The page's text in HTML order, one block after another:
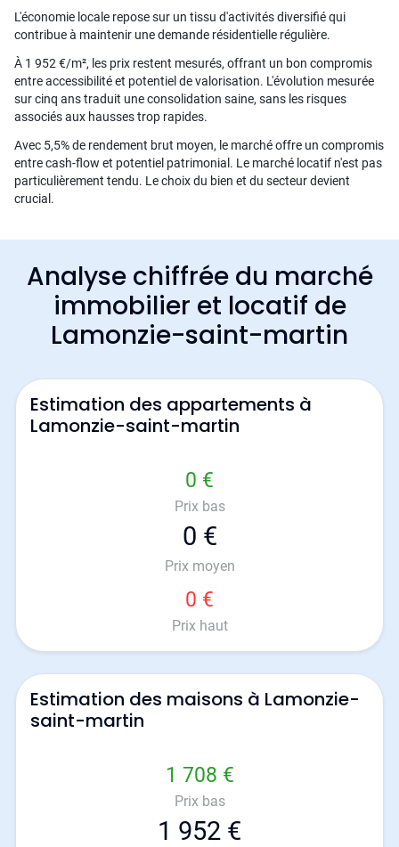
L'économie locale repose sur un tissu d'activités diversifié qui
contribue à maintenir une demande résidentielle régulière.
À 1 952 €/m², les prix restent mesurés, offrant un bon compromis
entre accessibilité et potentiel de valorisation. L'évolution mesurée
sur cinq ans traduit une consolidation saine, sans les risques
associés aux hausses trop rapides.
Avec 5,5% de rendement brut moyen, le marché offre un compromis
entre cash-flow et potentiel patrimonial. Le marché locatif n'est pas
particulièrement tendu. Le choix du bien et du secteur devient
crucial.
Analyse chiffrée du marché
immobilier et locatif de
Lamonzie-saint-martin
Estimation des appartements à
Lamonzie-saint-martin
0 €
Prix bas
0 €
Prix moyen
0 €
Prix haut
Estimation des maisons à Lamonzie-
saint-martin
1 708 €
Prix bas
1 952 €